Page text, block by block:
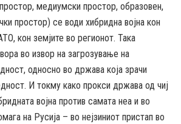
медиумски простор, образовен,
простор) се води хибридна војна кон
кон земјите во регионот. Така
во извор на загрозување на
односно во држава која зрачи
И токму како прокси држава од чиј
војна против самата неа и во
на Русија – во нејзиниот пристап во